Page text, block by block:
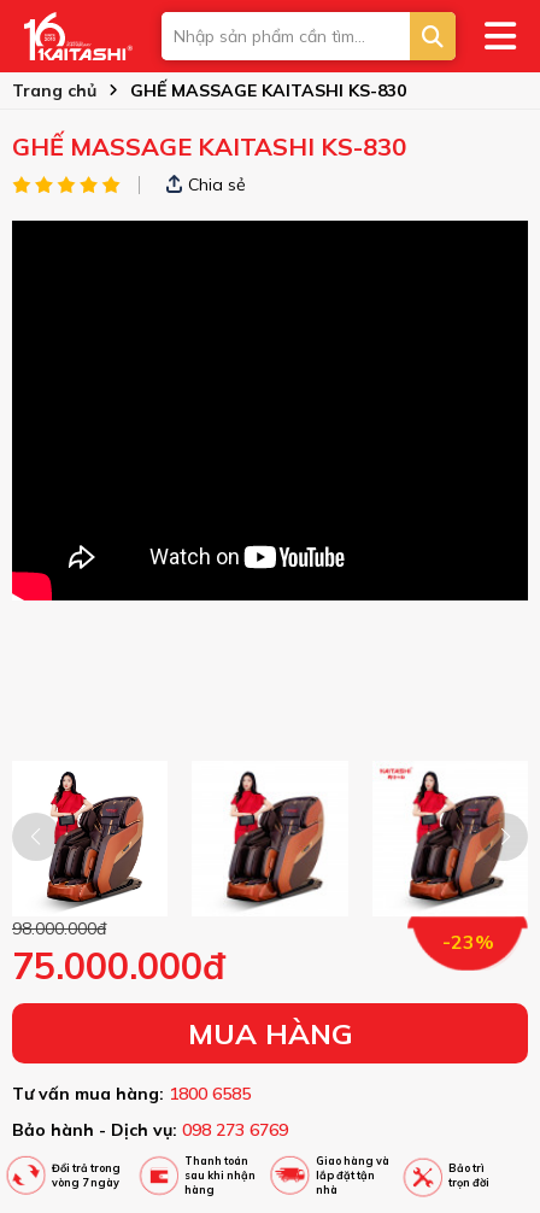
Trang chủ GHẾ MASSAGE KAITASHI KS-830
GHẾ MASSAGE KAITASHI KS-830
Chia sẻ
98.000.000đ
75.000.000đ
-23%
MUA HÀNG
Tư vấn mua hàng: 1800 6585
Bảo hành - Dịch vụ: 098 273 6769
Đổi trả trong
vòng 7 ngày
Thanh toán
sau khi nhận
hàng
Giao hàng và
lắp đặt tận
nhà
Bảo trì
trọn đời